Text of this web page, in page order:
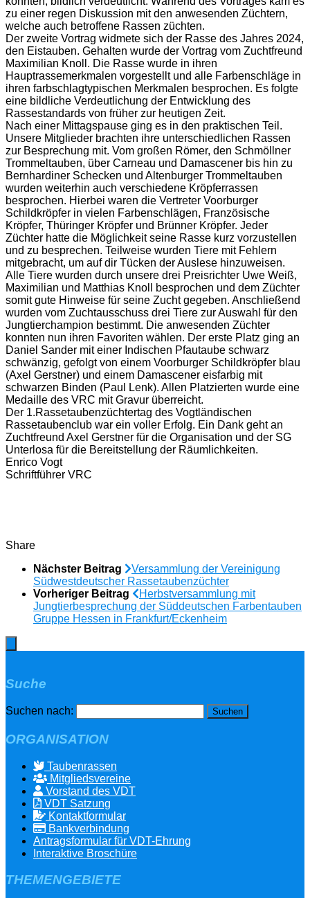
zu einer regen Diskussion mit den anwesenden Züchtern,
welche auch betroffene Rassen züchten.
Der zweite Vortrag widmete sich der Rasse des Jahres 2024,
den Eistauben. Gehalten wurde der Vortrag vom Zuchtfreund
Maximilian Knoll. Die Rasse wurde in ihren
Hauptrassemerkmalen vorgestellt und alle Farbenschläge in
ihren farbschlagtypischen Merkmalen besprochen. Es folgte
eine bildliche Verdeutlichung der Entwicklung des
Rassestandards von früher zur heutigen Zeit.
Nach einer Mittagspause ging es in den praktischen Teil.
Unsere Mitglieder brachten ihre unterschiedlichen Rassen
zur Besprechung mit. Vom großen Römer, den Schmöllner
Trommeltauben, über Carneau und Damascener bis hin zu
Bernhardiner Schecken und Altenburger Trommeltauben
wurden weiterhin auch verschiedene Kröpferrassen
besprochen. Hierbei waren die Vertreter Voorburger
Schildkröpfer in vielen Farbenschlägen, Französische
Kröpfer, Thüringer Kröpfer und Brünner Kröpfer. Jeder
Züchter hatte die Möglichkeit seine Rasse kurz vorzustellen
und zu besprechen. Teilweise wurden Tiere mit Fehlern
mitgebracht, um auf dir Tücken der Auslese hinzuweisen.
Alle Tiere wurden durch unsere drei Preisrichter Uwe Weiß,
Maximilian und Matthias Knoll besprochen und dem Züchter
somit gute Hinweise für seine Zucht gegeben. Anschließend
wurden vom Zuchtausschuss drei Tiere zur Auswahl für den
Jungtierchampion bestimmt. Die anwesenden Züchter
konnten nun ihren Favoriten wählen. Der erste Platz ging an
Daniel Sander mit einer Indischen Pfautaube schwarz
schwänzig, gefolgt von einem Voorburger Schildkröpfer blau
(Axel Gerstner) und einem Damascener eisfarbig mit
schwarzen Binden (Paul Lenk). Allen Platzierten wurde eine
Medaille des VRC mit Gravur überreicht.
Der 1.Rassetaubenzüchtertag des Vogtländischen
Rassetaubenclub war ein voller Erfolg. Ein Dank geht an
Zuchtfreund Axel Gerstner für die Organisation und der SG
Unterlosa für die Bereitstellung der Räumlichkeiten.
Enrico Vogt
Schriftführer VRC
Share
Nächster Beitrag
Versammlung der Vereinigung
Südwestdeutscher Rassetaubenzüchter
Vorheriger Beitrag
Herbstversammlung mit
Jungtierbesprechung der Süddeutschen Farbentauben
Gruppe Hessen in Frankfurt/Eckenheim
Suche
Suchen nach:
ORGANISATION
Taubenrassen
Mitgliedsvereine
Vorstand des VDT
VDT Satzung
Kontaktformular
Bankverbindung
Antragsformular für VDT-Ehrung
Interaktive Broschüre
THEMENGEBIETE